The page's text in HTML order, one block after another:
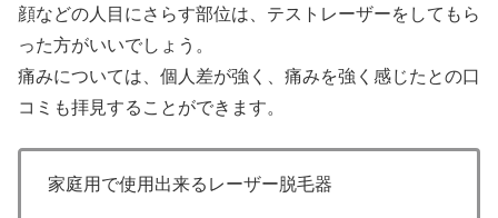
顔などの人目にさらす部位は、テストレーザーをしてもら
った方がいいでしょう。
痛みについては、個人差が強く、痛みを強く感じたとの口
コミも拝見することができます。
家庭用で使用出来るレーザー脱毛器